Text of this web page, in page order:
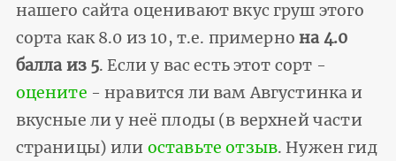
нашего сайта оценивают вкус груш этого
сорта как 8.0 из 10, т.е. примерно на 4.0
балла из 5. Если у вас есть этот сорт -
оцените - нравится ли вам Августинка и
вкусные ли у неё плоды (в верхней части
страницы) или оставьте отзыв. Нужен гид